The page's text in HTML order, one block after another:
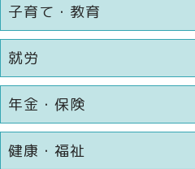
子育て・教育
就労
年金・保険
健康・福祉